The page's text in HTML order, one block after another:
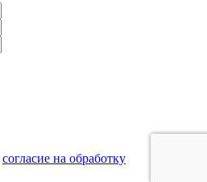
согласие на обработку